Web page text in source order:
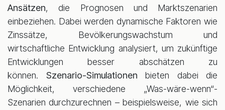
Ansätzen, die Prognosen und Marktszenarien
einbeziehen. Dabei werden dynamische Faktoren wie
Zinssätze, Bevölkerungswachstum und
wirtschaftliche Entwicklung analysiert, um zukünftige
Entwicklungen besser abschätzen zu
können. Szenario-Simulationen bieten dabei die
Möglichkeit, verschiedene „Was-wäre-wenn“-
Szenarien durchzurechnen – beispielsweise, wie sich